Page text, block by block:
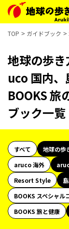
TOP ガイドブック
地球の歩
uco 国内、
BOOKS 旅
ブック一覧
すべて 地球の歩
aruco 海外
Resort Style
BOOKS スペシャル
BOOKS 旅と健康